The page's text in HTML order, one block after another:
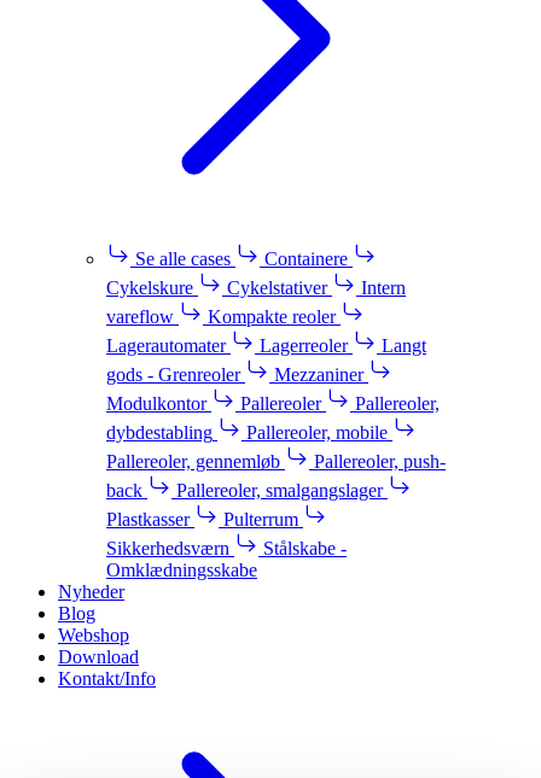
Se alle cases
Containere
Cykelskure
Cykelstativer
Intern
vareflow
Kompakte reoler
Lagerautomater
Lagerreoler
Langt
gods - Grenreoler
Mezzaniner
Modulkontor
Pallereoler
Pallereoler,
dybdestabling
Pallereoler, mobile
Pallereoler, gennemløb
Pallereoler, push-
back
Pallereoler, smalgangslager
Plastkasser
Pulterrum
Sikkerhedsværn
Stålskabe -
Omklædningsskabe
Nyheder
Blog
Webshop
Download
Kontakt/Info